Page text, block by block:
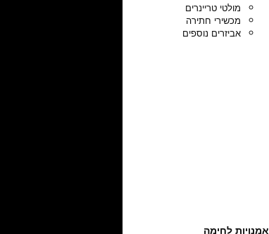
מולטי טריינרים
מכשירי חתירה
אביזרים נוספים
אמנויות לחימה